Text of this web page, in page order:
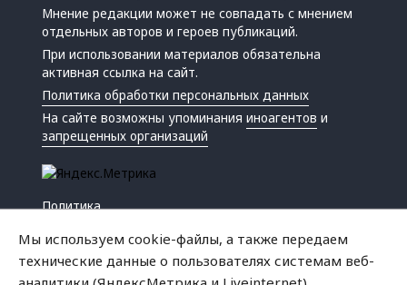
Мнение редакции может не совпадать с мнением
отдельных авторов и героев публикаций.
При использовании материалов обязательна
активная ссылка на сайт.
Политика обработки персональных данных
На сайте возможны упоминанияиноагентов и
запрещенных организаций
Политика
Мы используем cookie-файлы, а также передаем
технические данные о пользователях системам веб-